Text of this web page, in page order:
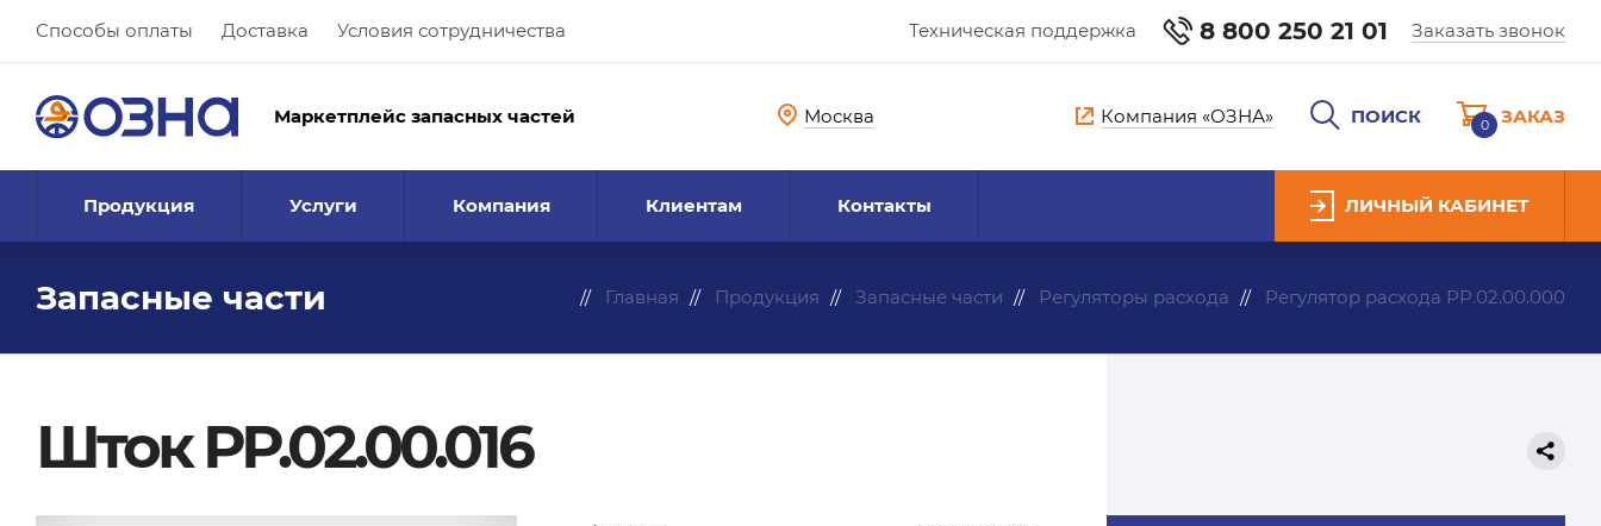
Способы оплаты Доставка Условия сотрудничества Техническая поддержка 8 800 250 21 01 Заказать звонок
Маркетплейс запасных частей Москва Компания «ОЗНА» ПОИСК 0 ЗАКАЗ
Продукция Услуги Компания Клиентам Контакты ЛИЧНЫЙ КАБИНЕТ
Запасные части Главная Продукция Запасные части Регуляторы расхода Регулятор расхода РР.02.00.000
Шток РР.02.00.016